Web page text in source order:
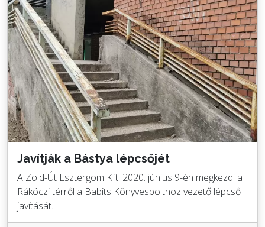
Javítják a Bástya lépcsőjét
A Zöld-Út Esztergom Kft. 2020. június 9-én megkezdi a
Rákóczi térről a Babits Könyvesbolthoz vezető lépcső
javítását.